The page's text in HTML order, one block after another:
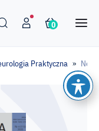
0
Praktyczna »